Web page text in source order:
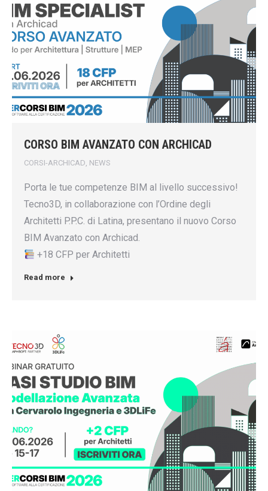
CORSO BIM AVANZATO CON ARCHICAD
CORSI-ARCHICAD NEWS
Porta le tue competenze BIM al livello successivo!
Tecno3D, in collaborazione con l’Ordine degli
Architetti P.P.C. di Latina, presentano il nuovo Corso
BIM Avanzato con Archicad.
+18 CFP per Architetti
Read more